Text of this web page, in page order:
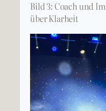
Bild 3: Coach und
über Klarheit